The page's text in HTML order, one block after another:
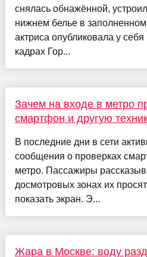
снялась обнажённой,
нижнем белье в
актриса опубликовала у
кадрах Гор...
Зачем на входе в метро
смартфон и другую
В последние дни в сети
сообщения о проверках
метро. Пассажиры
досмотровых зонах их
показать экран. Э...
Жара в Москве: воду